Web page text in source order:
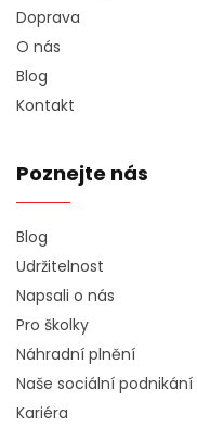
Doprava
O nás
Blog
Kontakt
Poznejte nás
Blog
Udržitelnost
Napsali o nás
Pro školky
Náhradní plnění
Naše sociální podnikání
Kariéra